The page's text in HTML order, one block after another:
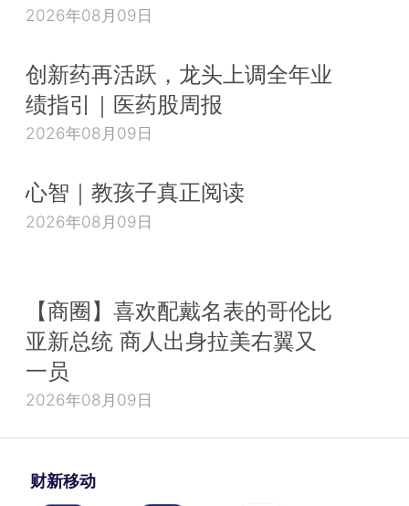
2026年08月09日
创新药再活跃，龙头上调全年业
绩指引｜医药股周报
2026年08月09日
心智｜教孩子真正阅读
2026年08月09日
【商圈】喜欢配戴名表的哥伦比
亚新总统 商人出身拉美右翼又
一员
2026年08月09日
财新移动